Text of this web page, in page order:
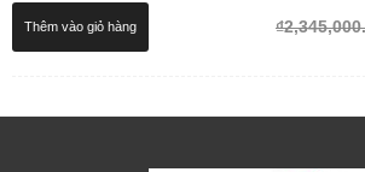
₫
Thêm vào giỏ hàng